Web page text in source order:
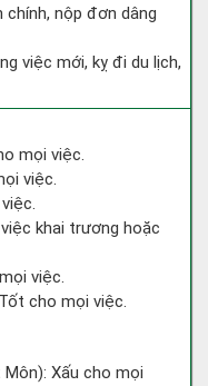
chính, nộp đơn dâng
việc mới, kỵ đi du lịch,
mọi việc.
việc.
khai trương hoặc
việc.
cho mọi việc.
Xấu cho mọi